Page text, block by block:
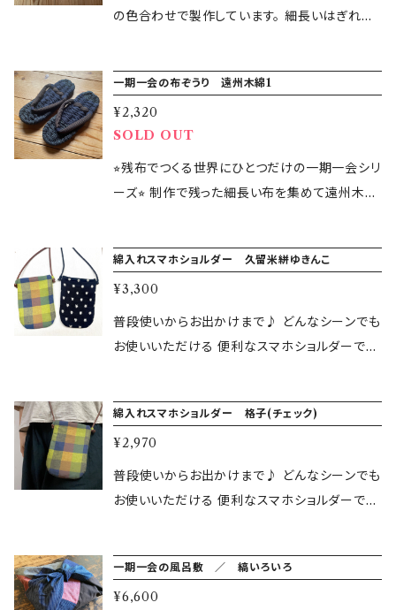
もんぺ
の色合わせで製作しています。 細長いはぎれを
上がりや夏の室内履きにおすすめです。 素材
布 綿100% 土台 ppロープ ポリプ
ロピレン 実寸 長さ24cm 幅8.5cm 靴
にサイズ23〜24cmの方におすすめ 鼻
緒は緩みやすいのでややきつめにしていますが
め、色合いや左右のサイズがやや不均一な場合
がありますが、ご了承ください。
一期一会の布ぞうり 遠州木綿1
¥2,320
SOLD OUT
⭐︎残布でつくる世界にひとつだけの一期一会シリ
ーズ⭐︎ 制作で残った細長い布を集めて遠州木綿
す。 健康にも良いと言われています。 実寸 長
さ25cm 幅9cm 靴にサイズ23〜25の方
におすすめ 鼻緒は緩みやすいのでややき
つめにしています。 すぐに馴染みます。 ＊
場合がありますが、ご了承ください。
綿入れスマホショルダー 久留米絣ゆきんこ
¥3,300
普段使いからお出かけまで♪ どんなシーンでも
お使いいただける 便利なスマホショルダーで
です。 携帯電話だけでなく、メガネ、ペンとメモ
帳など小物入れにも。 ＊こちらの商品はご注文
をいただいてから仕上げ作業をして発送します
ので 発送まで1週間ほどお時間をいただきます。
紐の長さは結び目を変えることで調節可能。 ＜
サイズについて＞ 約 幅12cm 長さ17cm 内ポ
綿入れスマホショルダー 格子(チェック)
¥2,970
普段使いからお出かけまで♪ どんなシーンでも
お使いいただける 便利なスマホショルダーで
です。 携帯電話だけでなく、メガネ、ペンとメモ
帳など小物入れにも。 ＊こちらの商品はご注文
一期一会の風呂敷 ／ 縞いろいろ
¥6,600